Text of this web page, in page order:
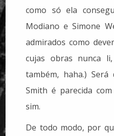
como só ela
Modiano e Simone
admirados como
cujas obras nunca
também, haha.)
Smith é parecida
sim.
De todo modo, por